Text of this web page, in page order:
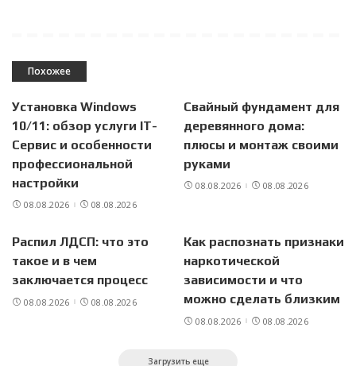
Похожее
Установка Windows
10/11: обзор услуги IT-
Сервис и особенности
профессиональной
настройки
08.08.2026 08.08.2026
Свайный фундамент для
деревянного дома:
плюсы и монтаж своими
руками
08.08.2026 08.08.2026
Распил ЛДСП: что это
такое и в чем
заключается процесс
08.08.2026 08.08.2026
Как распознать признаки
наркотической
зависимости и что
можно сделать близким
08.08.2026 08.08.2026
Загрузить еще